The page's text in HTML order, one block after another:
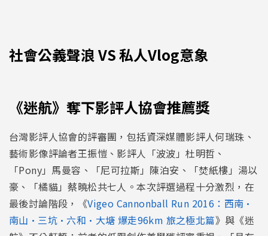
社會公義聲浪 VS 私人Vlog意象
《迷航》奪下影評人協會推薦獎
台灣影評人協會的評審團，包括資深媒體影評人何瑞珠、
藝術影像評論者王振愷、影評人「波波」杜明哲、
「Pony」馬曼容、「尼可拉斯」陳泊安、「焚紙樓」湯以
豪、「橘貓」蔡曉松共七人。本次評選過程十分激烈，在
最後討論階段，《Vigeo Cannonball Run 2016：西南·
南山·三坑·六和·大塘 爆走96km 旅之極北篇》與《迷